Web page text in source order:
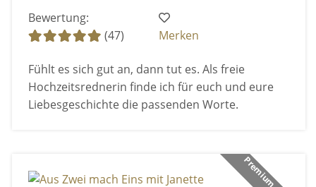
Bewertung:
(47)
Merken
Fühlt es sich gut an, dann tut es. Als freie
Hochzeitsrednerin finde ich für euch und eure
Liebesgeschichte die passenden Worte.